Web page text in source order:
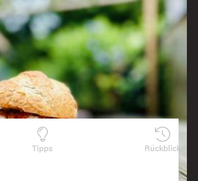
Tipps Rückblick